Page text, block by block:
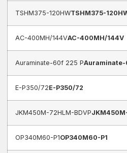
TSHM375-120HWTSHM375-
AC-400MH/144VAC-400MH/144V
Auraminate-60f 225 PAuraminate-
E-P350/72E-P350/72
JKM450M-72HLM-BDVP
OP340M60-P1OP340M60-P1